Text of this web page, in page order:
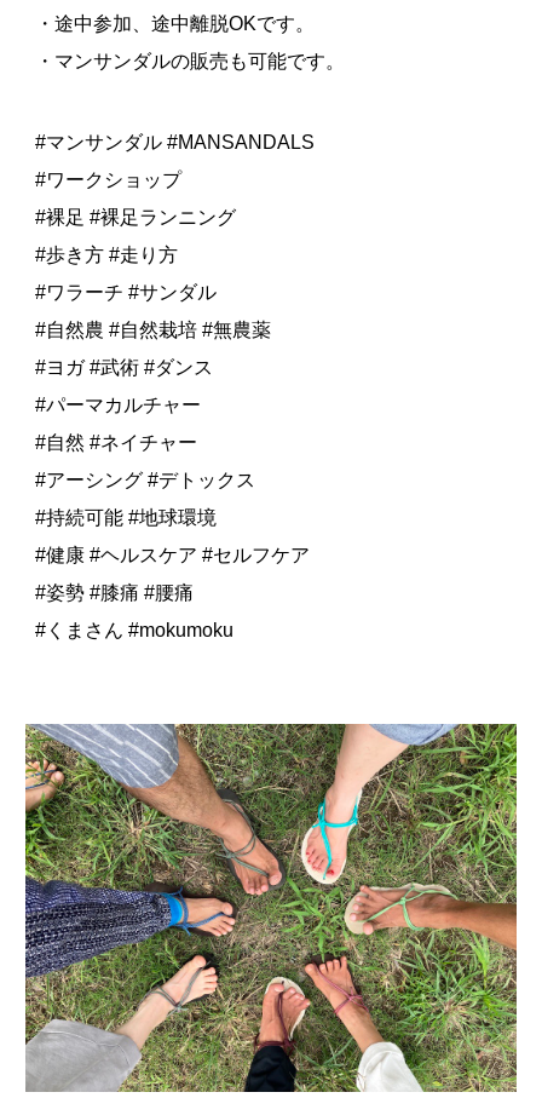
・途中参加、途中離脱OKです。
・マンサンダルの販売も可能です。
#マンサンダル #MANSANDALS
#ワークショップ
#裸足 #裸足ランニング
#歩き方 #走り方
#ワラーチ #サンダル
#自然農 #自然栽培 #無農薬
#ヨガ #武術 #ダンス
#パーマカルチャー
#自然 #ネイチャー
#アーシング #デトックス
#持続可能 #地球環境
#健康 #ヘルスケア #セルフケア
#姿勢 #膝痛 #腰痛
#くまさん #mokumoku